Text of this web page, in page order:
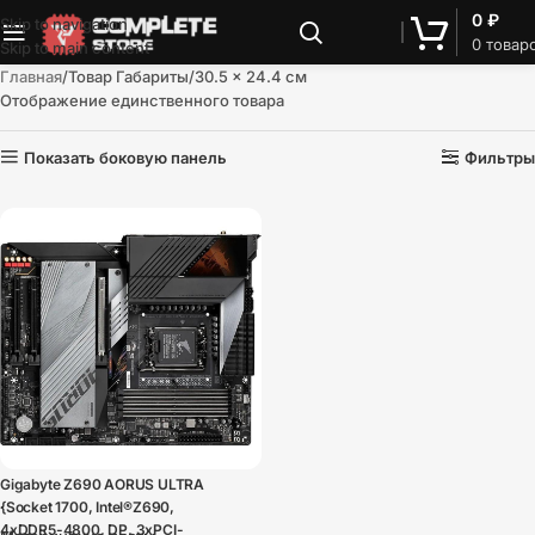
Skip to navigation
Skip to main content
0
0 ₽
Главная Товар Габариты 30.5 x 24.4 см
Отображение единственного товара
Показать боковую панель Фильтры
Gigabyte Z690 AORUS ULTRA
{Socket 1700, Intel®Z690,
4xDDR5-4800, DP, 3xPCI-